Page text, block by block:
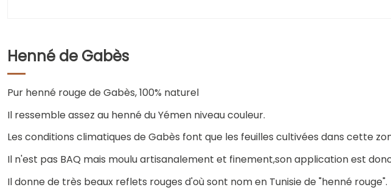
Henné de Gabès
Pur henné rouge de Gabès, 100% naturel
Il ressemble assez au henné du Yémen niveau couleur.
Les conditions climatiques de Gabès font que les feuilles cultivées dans cette
Il n'est pas BAQ mais moulu artisanalement et finement,son application est
Il donne de très beaux reflets rouges d'où sont nom en Tunisie de "henné rouge".